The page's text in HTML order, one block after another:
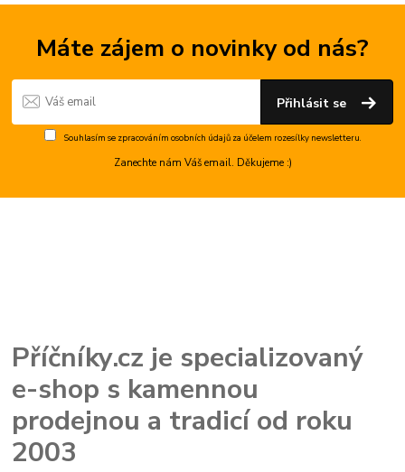
Máte zájem o novinky od nás?
Přihlásit se
Souhlasím se zpracováním osobních údajůza účelem rozesílky newsletteru.
Zanechte nám Váš email. Děkujeme :)
Příčníky.cz je specializovaný
e-shop s kamennou
prodejnou a tradicí od roku
2003